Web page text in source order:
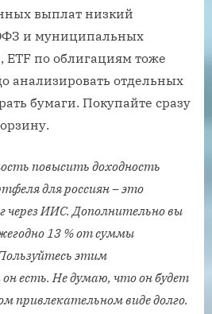
выплат низкий
и муниципальных
ETF по облигациям тоже
анализировать отдельных
бумаги. Покупайте сразу
повысить доходность
для россиян – это
через ИИС. Дополнительно вы
13 % от суммы
этим
есть. Не думаю, что он будет
привлекательном виде долго.